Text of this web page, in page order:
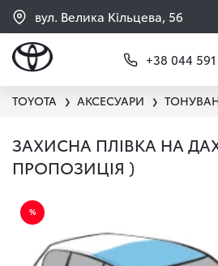
вул. Велика Кільцева, 56
+38 044
TOYOTA ❯ АКСЕСУАРИ ❯
ЗАХИСНА ПЛІВКА НА
ПРОПОЗИЦІЯ )